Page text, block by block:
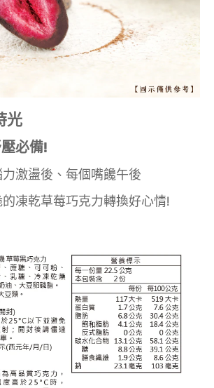
光
必備!
激盪後、每個嘴饞午後
凍乾草莓巧克力轉換好心情!